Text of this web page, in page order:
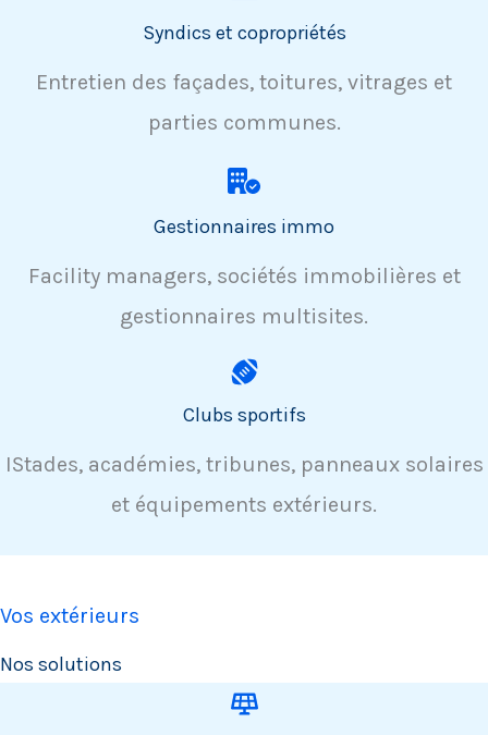
Syndics et copropriétés
Entretien des façades, toitures, vitrages et
parties communes.
Gestionnaires immo
Facility managers, sociétés immobilières et
gestionnaires multisites.
Clubs sportifs
IStades, académies, tribunes, panneaux solaires
et équipements extérieurs.
Vos extérieurs
Nos solutions